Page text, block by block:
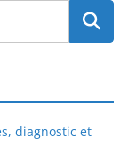
diagnostic et